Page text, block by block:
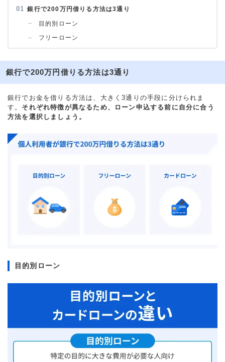
銀行で200万円借りる方法は3通り
目的別ローン
フリーローン
銀行で200万円借りる方法は3通り
銀行でお金を借りる方法は、大きく3通りの手段に分けられま
す。 それぞれ特徴が異なるため、ローン申込する前に自分に合う
方法を選択しましょう。
目的別ローン